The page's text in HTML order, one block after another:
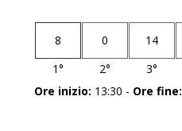
8 0 14
1°
2° 3°
Ore inizio: 13:30 - Ore fine: